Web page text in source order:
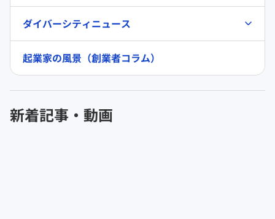
ダイバーシティニュース
起業家の風景（創業者コラム）
新着記事・動画